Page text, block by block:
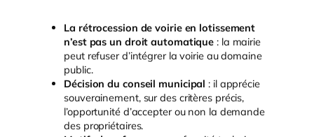
La rétrocession de voirie en lotissement
n’est pas un droit automatique : la mairie
peut refuser d’intégrer la voirie au domaine
public.
Décision du conseil municipal : il apprécie
souverainement, sur des critères précis,
l’opportunité d’accepter ou non la demande
des propriétaires.